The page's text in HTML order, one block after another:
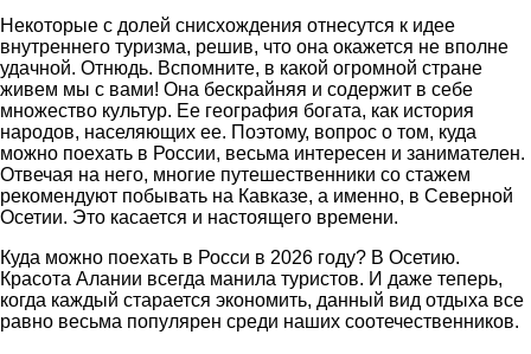
Некоторые с долей снисхождения отнесутся к идее
внутреннего туризма, решив, что она окажется не вполне
удачной. Отнюдь. Вспомните, в какой огромной стране
живем мы с вами! Она бескрайняя и содержит в себе
множество культур. Ее география богата, как история
народов, населяющих ее. Поэтому, вопрос о том, куда
можно поехать в России, весьма интересен и занимателен.
Отвечая на него, многие путешественники со стажем
рекомендуют побывать на Кавказе, а именно, в Северной
Осетии. Это касается и настоящего времени.
Куда можно поехать в Росси в 2026 году? В Осетию.
Красота Алании всегда манила туристов. И даже теперь,
когда каждый старается экономить, данный вид отдыха все
равно весьма популярен среди наших соотечественников.